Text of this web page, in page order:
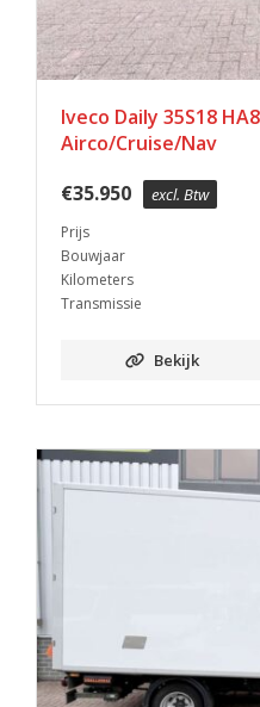
Iveco Daily 35S18
Airco/Cruise/Nav
€35.950 excl. Btw
Prijs
Bouwjaar
Kilometers
Transmissie
Bekijk